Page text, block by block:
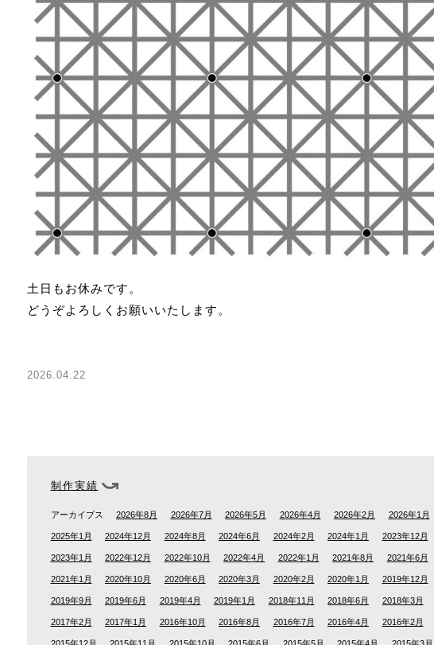
土日もお休みです。
どうぞよろしくお願いいたします。
2026.04.22
制作実績
アーカイブス 2026年8月 2026年7月 2026年5月 2026年4月 2026年2月 2026年1月
2025年1月 2024年12月 2024年8月 2024年6月 2024年2月 2024年1月 2023年12月
2023年1月 2022年12月 2022年10月 2022年4月 2022年1月 2021年8月 2021年6月
2021年1月 2020年10月 2020年6月 2020年3月 2020年2月 2020年1月 2019年12月
2019年9月 2019年6月 2019年4月 2019年1月 2018年11月 2018年6月 2018年3月
2017年2月 2017年1月 2016年10月 2016年8月 2016年7月 2016年4月 2016年2月
2015年12月 2015年11月 2015年10月 2015年6月 2015年5月 2015年4月 2015年3月